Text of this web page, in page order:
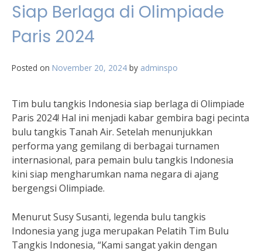
Siap Berlaga di Olimpiade
Paris 2024
Posted on November 20, 2024 by adminspo
Tim bulu tangkis Indonesia siap berlaga di Olimpiade
Paris 2024! Hal ini menjadi kabar gembira bagi pecinta
bulu tangkis Tanah Air. Setelah menunjukkan
performa yang gemilang di berbagai turnamen
internasional, para pemain bulu tangkis Indonesia
kini siap mengharumkan nama negara di ajang
bergengsi Olimpiade.
Menurut Susy Susanti, legenda bulu tangkis
Indonesia yang juga merupakan Pelatih Tim Bulu
Tangkis Indonesia, “Kami sangat yakin dengan